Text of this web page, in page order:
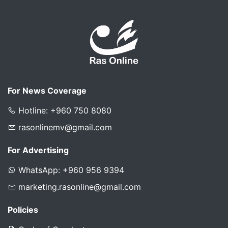
For News Coverage
Hotline: +960 750 8080
rasonlinemv@gmail.com
For Advertising
WhatsApp: +960 956 9394
marketing.rasonline@gmail.com
Policies